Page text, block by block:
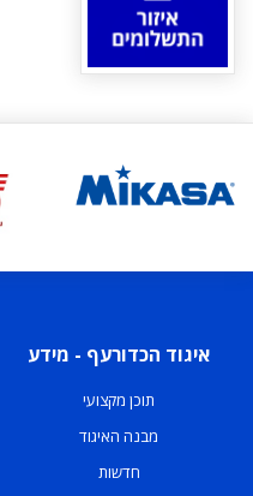
איגוד הכדורעף - מידע
תוכן מקצועי
מבנה האיגוד
חדשות